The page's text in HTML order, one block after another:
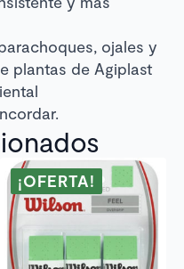
ojales y
plantas de Agiplast
¡OFERTA!